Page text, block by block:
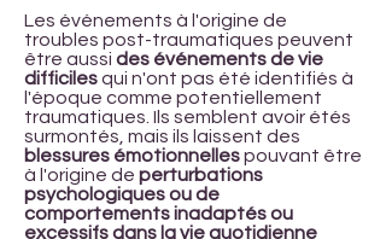
Les événements à l'origine de
troubles post-traumatiques peuvent
être aussi des événements de vie
difficilesqui n'ont pas été identifiés à
l'époque comme potentiellement
traumatiques. Ils semblent avoir étés
surmontés, mais ils laissent des
blessures émotionnellespouvant être
à l'origine de perturbations
psychologiques ou de
comportements inadaptés ou
excessifs dans la vie quotidienne